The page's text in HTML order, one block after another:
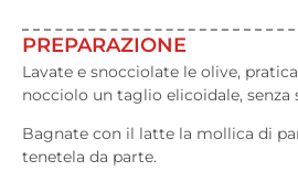
PREPARAZIONE
Lavate e snocciolate le olive,
nocciolo un taglio elicoidale, senza
Bagnate con il latte la mollica di
tenetela da parte.